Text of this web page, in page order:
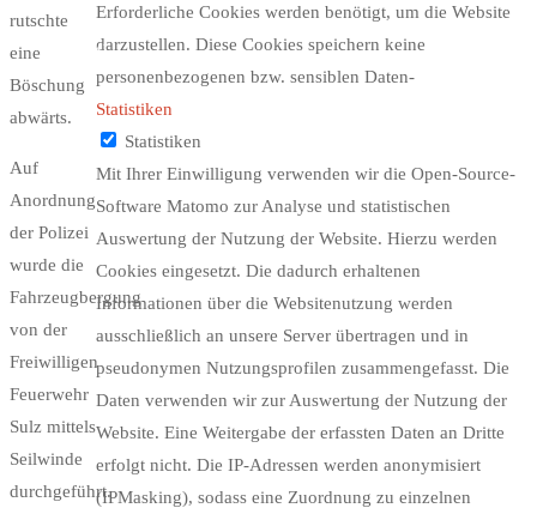
Kontakt
rutschte
eine
Böschung
abwärts.
Auf
Anordnung
der Polizei
wurde die
Fahrzeugbergung
von der
Freiwilligen
Feuerwehr
Sulz mittels
Seilwinde
durchgeführt.
Erforderliche Cookies werden benötigt, um die Website
darzustellen. Diese Cookies speichern keine
personenbezogenen bzw. sensiblen Daten-
Statistiken
Statistiken
Mit Ihrer Einwilligung verwenden wir die Open-Source-
Software Matomo zur Analyse und statistischen
Auswertung der Nutzung der Website. Hierzu werden
Cookies eingesetzt. Die dadurch erhaltenen
Informationen über die Websitenutzung werden
ausschließlich an unsere Server übertragen und in
pseudonymen Nutzungsprofilen zusammengefasst. Die
Daten verwenden wir zur Auswertung der Nutzung der
Website. Eine Weitergabe der erfassten Daten an Dritte
erfolgt nicht. Die IP-Adressen werden anonymisiert
(IPMasking), sodass eine Zuordnung zu einzelnen